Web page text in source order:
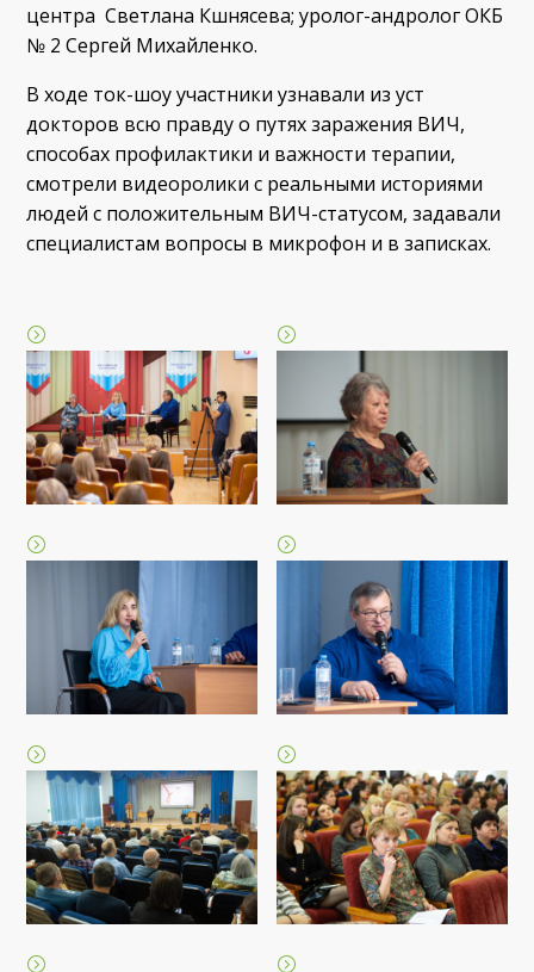
центра Светлана Кшнясева; уролог-андролог ОКБ
№ 2 Сергей Михайленко.
В ходе ток-шоу участники узнавали из уст
докторов всю правду о путях заражения ВИЧ,
способах профилактики и важности терапии,
смотрели видеоролики с реальными историями
людей с положительным ВИЧ-статусом, задавали
специалистам вопросы в микрофон и в записках.